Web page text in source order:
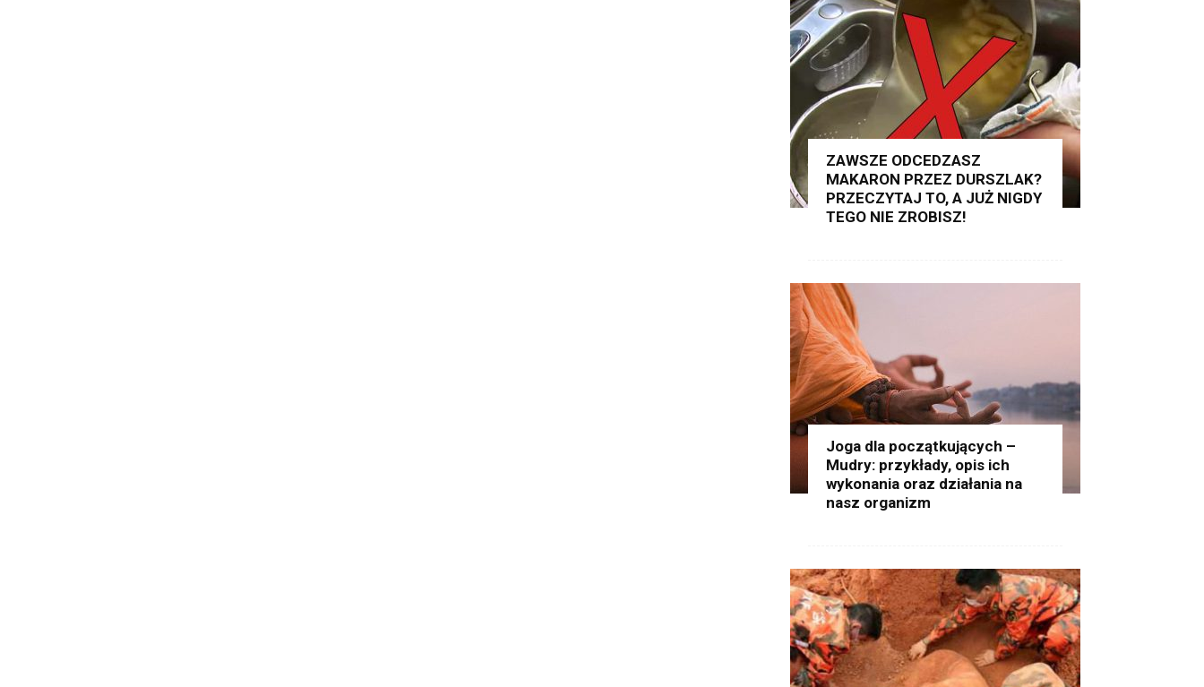
ZAWSZE ODCEDZASZ
MAKARON PRZEZ DURSZLAK?
PRZECZYTAJ TO, A JUŻ NIGDY
TEGO NIE ZROBISZ!
Joga dla początkujących –
Mudry: przykłady, opis ich
wykonania oraz działania na
nasz organizm